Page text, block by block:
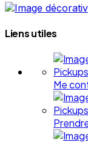
Liens utiles
Me